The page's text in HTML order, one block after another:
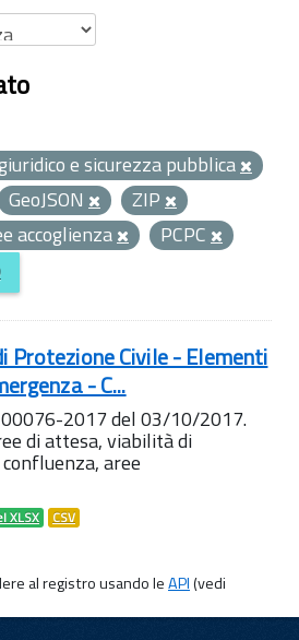
e sicurezza pubblica
GeoJSON
ZIP
accoglienza PCPC
Protezione Civile - Elementi
- C...
2017 del 03/10/2017.
di attesa, viabilità di
aree
XLSX CSV
al registro usando leAPI(vedi